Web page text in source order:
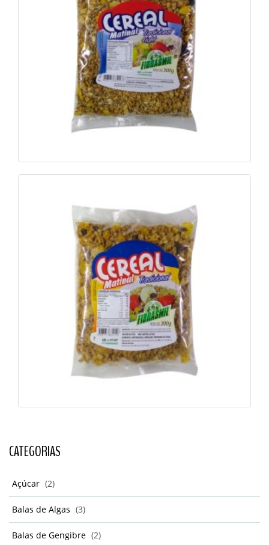
Ver foto Saiba mais
Cereal Matinal Tradicional 300g e 500g
Ver foto Saiba mais
CATEGORIAS
Açúcar (2)
Balas de Algas (3)
Balas de Gengibre (2)